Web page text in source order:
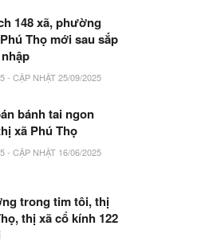
148 xã, phường
Thọ mới sau sắp
- CẬP NHẬT 25/09/2025
bánh tai ngon
xã Phú Thọ
- CẬP NHẬT 16/06/2025
trong tim tôi, thị
thị xã cổ kính 122